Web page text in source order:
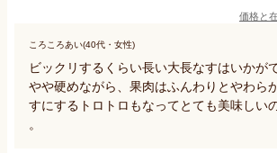
価格と
ころころあい(40代・女性)
ビックリするくらい長い大長なすはいかが
やや硬めながら、果肉はふんわりとやわら
すにするトロトロもなってとても美味しい
。